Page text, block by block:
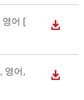
, 영어 [
다운로
, 영어,
다운로